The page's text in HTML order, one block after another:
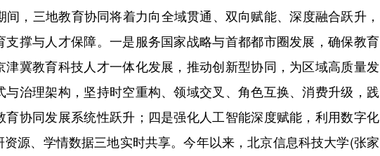
，三地教育协同将着力向全域贯通、双向赋能、深度融合跃升，
撑与人才保障。一是服务国家战略与首都都市圈发展，确保教育
冀教育科技人才一体化发展，推动创新型协同，为区域高质量发
治理架构，坚持时空重构、领域交叉、角色互换、消费升级，践
协同发展系统性跃升；四是强化人工智能深度赋能，利用数字化
源、学情数据三地实时共享。今年以来，北京信息科技大学(张家